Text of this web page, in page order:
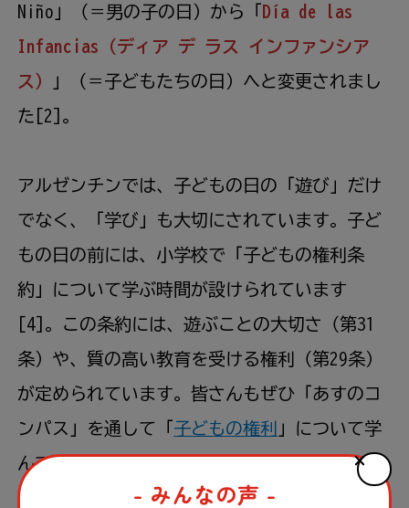
Niño」（＝男の子の日）から「
Día de las
Infancias（ディア デ ラス インファンシア
ス）
」（＝子どもたちの日）へと変更されまし
た[2]。
アルゼンチンでは、子どもの日の「遊び」だけ
でなく、「学び」も大切にされています。子ど
もの日の前には、小学校で「子どもの権利条
約」について学ぶ時間が設けられています
[4]。この条約には、遊ぶことの大切さ（第31
条）や、質の高い教育を受ける権利（第29条）
が定められています。皆さんもぜひ「あすのコ
ンパス」を通して「 子どもの権利 」について学
んでみてください！
- みんなの声 -